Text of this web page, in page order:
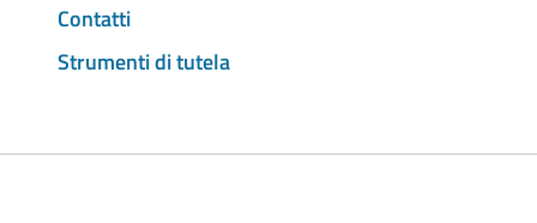
Contatti
Strumenti di tutela